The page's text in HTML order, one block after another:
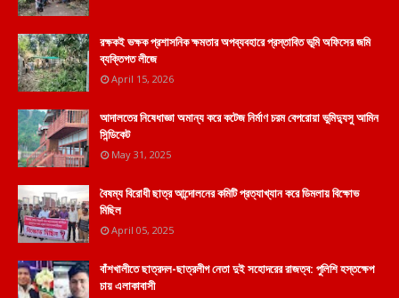
রক্ষকই ভক্ষক প্রশাসনিক ক্ষমতার অপব্যবহারে প্রস্তাবিত ভূমি অফিসের জমি
ব্যক্তিগত লীজে
April 15, 2026
আদালতের নিষেধাজ্ঞা অমান্য করে কটেজ নির্মাণ চরম বেপরোয়া ভুমিদ্যুসু আমিন
সিন্ডিকেট
May 31, 2025
বৈষম্য বিরোধী ছাত্র আন্দোলনের কমিটি প্রত্যাখ্যান করে ডিমলায় বিক্ষোভ
মিছিল
April 05, 2025
বাঁশখালীতে ছাত্রদল-ছাত্রলীগ নেতা দুই সহোদরের রাজত্ব: পুলিশি হস্তক্ষেপ
চায় এলাকাবাসী